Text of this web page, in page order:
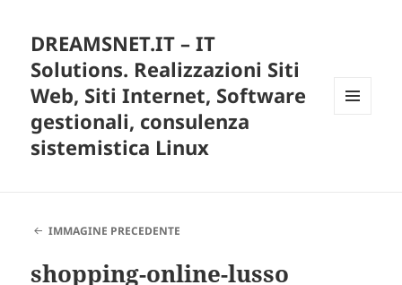
DREAMSNET.IT – IT
Solutions. Realizzazioni Siti
Web, Siti Internet, Software
gestionali, consulenza
sistemistica Linux
IMMAGINE PRECEDENTE
shopping-online-lusso